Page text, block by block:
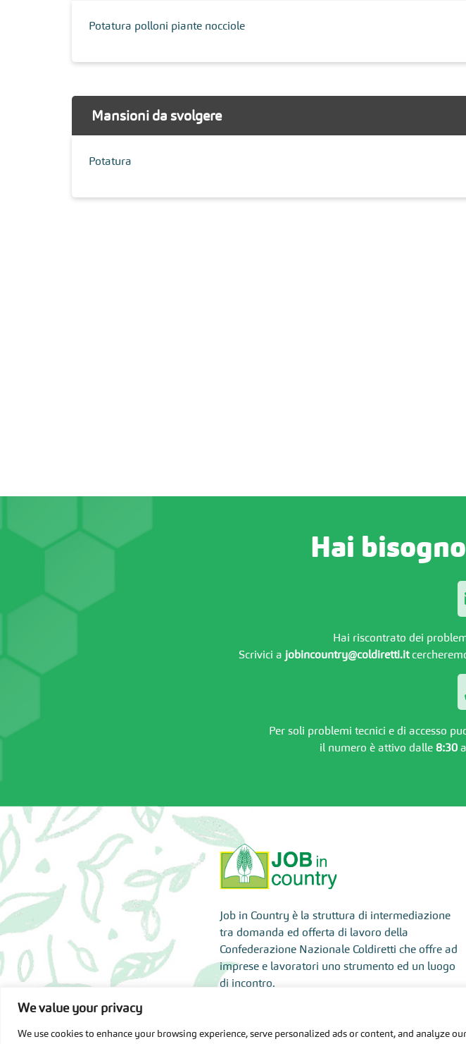
We value your privacy
We use cookies to enhance your browsing experience, serve personalized ads or content, and analyze
Potatura polloni piante nocciole
Mansioni da svolgere
Potatura
Hai
Hai riscontrato dei
Scrivici a jobincountry@coldiretti.it
Per soli problemi tecnici e di accesso
il numero è attivo dalle 8:30
Job in Country è la struttura di intermediazione
tra domanda ed offerta di lavoro della
Confederazione Nazionale Coldiretti che offre ad
imprese e lavoratori uno strumento ed un luogo
di incontro.